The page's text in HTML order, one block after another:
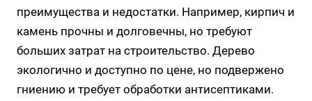
преимущества и недостатки. Например, кирпич и
камень прочны и долговечны, но требуют
больших затрат на строительство. Дерево
экологично и доступно по цене, но подвержено
гниению и требует обработки антисептиками.